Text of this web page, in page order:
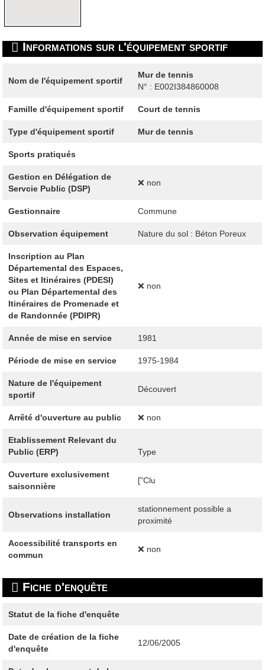
Informations sur l'équipement sportif
Nom de l'équipement sportif
Mur de tennis
N° : E002I384860008
Famille d'équipement sportif Court de tennis
Type d'équipement sportif Mur de tennis
Sports pratiqués
Gestion en Délégation de
Servcie Public (DSP)
❌ non
Gestionnaire Commune
Observation équipement Nature du sol : Béton Poreux
Inscription au Plan
Départemental des Espaces,
Sites et Itinéraires (PDESI)
ou Plan Départemental des
Itinéraires de Promenade et
de Randonnée (PDIPR)
❌ non
Année de mise en service 1981
Période de mise en service 1975-1984
Nature de l'équipement
sportif
Découvert
Arrêté d'ouverture au public ❌ non
Etablissement Relevant du
Public (ERP)
Type
Ouverture exclusivement
saisonnière
["Clu
Observations installation
stationnement possible a
proximité
Accessibilité transports en
commun
❌ non
Fiche d'enquête
Statut de la fiche d'enquête
Date de création de la fiche
d'enquête
12/06/2005